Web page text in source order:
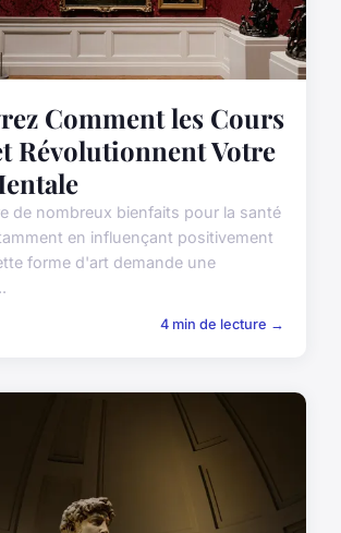
Comment les Cours
Révolutionnent Votre
de nombreux bienfaits pour la santé
en influençant positivement
forme d'art demande une
4 min de lecture →